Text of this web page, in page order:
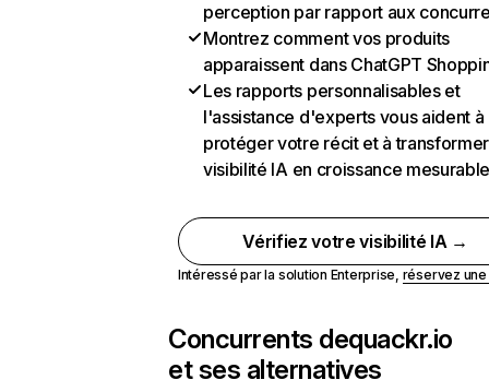
perception par rapport aux
Montrez comment vos produits
apparaissent dans ChatGPT
Les rapports personnalisables et
l'assistance d'experts vous aident à
protéger votre récit et à
visibilité IA en croissance
Vérifiez votre visibilité IA →
Intéressé par la solution Enterprise, réservez
Concurrents dequackr.io
et ses alternatives